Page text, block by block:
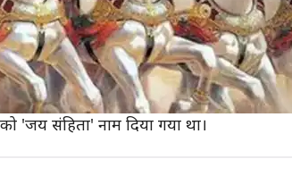
अनोखी शुरूआत
वेदव्यास ने की थी, लेकिन इसका लेखन
को इस नाम से नहीं जाना जाता
'जय संहिता' नाम दिया गया था।